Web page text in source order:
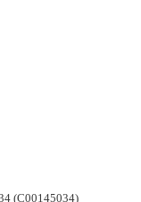
(C00145034)